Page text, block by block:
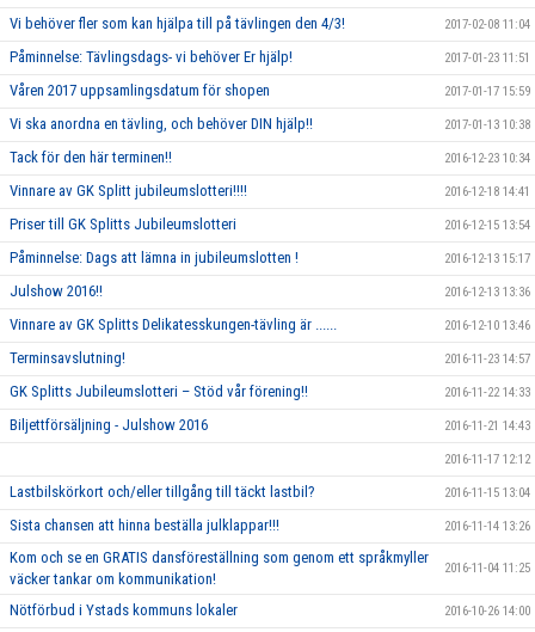
Vi behöver fler som kan hjälpa till på tävlingen den 4/3! 2017-02-08 11:04
Påminnelse: Tävlingsdags- vi behöver Er hjälp! 2017-01-23 11:51
Våren 2017 uppsamlingsdatum för shopen 2017-01-17 15:59
Vi ska anordna en tävling, och behöver DIN hjälp!! 2017-01-13 10:38
Tack för den här terminen!! 2016-12-23 10:34
Vinnare av GK Splitt jubileumslotteri!!!! 2016-12-18 14:41
Priser till GK Splitts Jubileumslotteri 2016-12-15 13:54
Påminnelse: Dags att lämna in jubileumslotten ! 2016-12-13 15:17
Julshow 2016!! 2016-12-13 13:36
Vinnare av GK Splitts Delikatesskungen-tävling är ...... 2016-12-10 13:46
Terminsavslutning! 2016-11-23 14:57
GK Splitts Jubileumslotteri – Stöd vår förening!! 2016-11-22 14:33
Biljettförsäljning - Julshow 2016 2016-11-21 14:43
2016-11-17 12:12
Lastbilskörkort och/eller tillgång till täckt lastbil? 2016-11-15 13:04
Sista chansen att hinna beställa julklappar!!! 2016-11-14 13:26
Kom och se en GRATIS dansföreställning som genom ett språkmyller
väcker tankar om kommunikation!
2016-11-04 11:25
Nötförbud i Ystads kommuns lokaler 2016-10-26 14:00